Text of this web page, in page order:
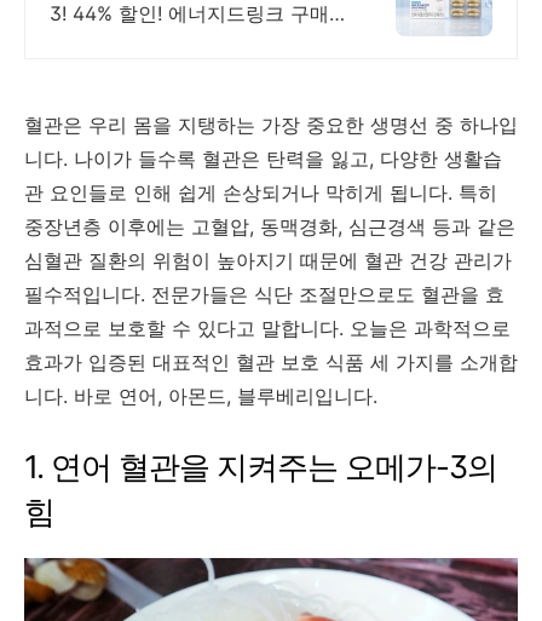
3! 44% 할인! 에너지드링크 구매
혈관은 우리 몸을 지탱하는 가장 중요한 생명선 중 하나입
니다. 나이가 들수록 혈관은 탄력을 잃고, 다양한 생활습
관 요인들로 인해 쉽게 손상되거나 막히게 됩니다. 특히
중장년층 이후에는 고혈압, 동맥경화, 심근경색 등과 같은
심혈관 질환의 위험이 높아지기 때문에 혈관 건강 관리가
필수적입니다. 전문가들은 식단 조절만으로도 혈관을 효
과적으로 보호할 수 있다고 말합니다. 오늘은 과학적으로
효과가 입증된 대표적인 혈관 보호 식품 세 가지를 소개합
니다. 바로 연어, 아몬드, 블루베리입니다.
1. 연어 혈관을 지켜주는 오메가-3의
힘